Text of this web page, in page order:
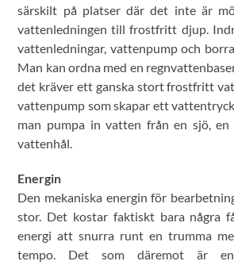
särskilt på platser där det inte är
vattenledningen till frostfritt djup.
vattenledningar, vattenpump och
Man kan ordna med en
det kräver ett ganska stort frostfritt
vattenpump som skapar ett
man pumpa in vatten från en sjö,
vattenhål.
Energin
Den mekaniska energin för
stor. Det kostar faktiskt bara några
energi att snurra runt en trumma
tempo. Det som däremot är